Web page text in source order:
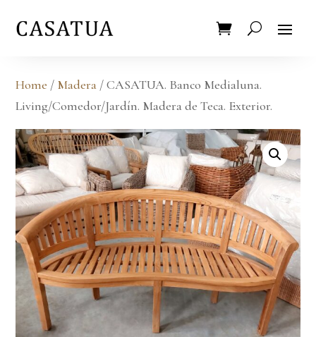
Home / Madera / CASATUA. Banco Medialuna.
Living/Comedor/Jardín. Madera de Teca. Exterior.